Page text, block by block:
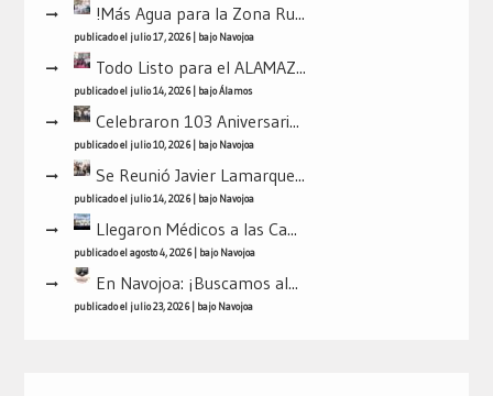
!Más Agua para la Zona Ru...
publicado el julio 17, 2026| bajoNavojoa
Todo Listo para el ALAMAZ...
publicado el julio 14, 2026| bajoÁlamos
Celebraron 103 Aniversari...
publicado el julio 10, 2026| bajoNavojoa
Se Reunió Javier Lamarque...
publicado el julio 14, 2026| bajoNavojoa
Llegaron Médicos a las Ca...
publicado el agosto 4, 2026| bajoNavojoa
En Navojoa: ¡Buscamos al...
publicado el julio 23, 2026| bajoNavojoa